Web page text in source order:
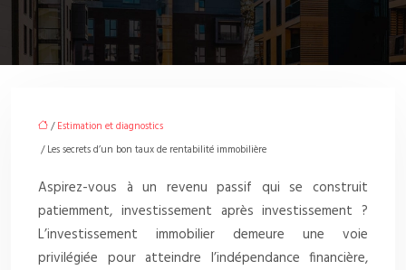
/Estimation et diagnostics
/ Les secrets d’un bon taux de rentabilité immobilière
Aspirez-vous à un revenu passif qui se construit
patiemment, investissement après investissement ?
L’investissement immobilier demeure une voie
privilégiée pour atteindre l’indépendance financière,